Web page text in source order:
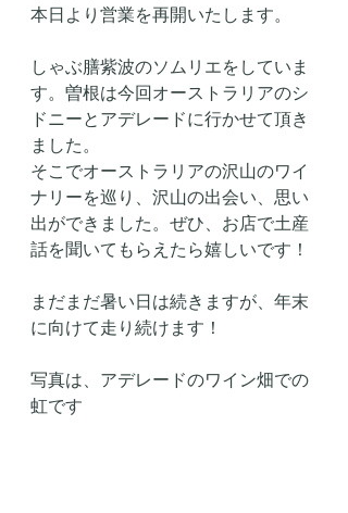
本日より営業を再開いたします。
しゃぶ膳紫波のソムリエをしていま
す。曽根は今回オーストラリアのシ
ドニーとアデレードに行かせて頂き
ました。
そこでオーストラリアの沢山のワイ
ナリーを巡り、沢山の出会い、思い
出ができました。ぜひ、お店で土産
話を聞いてもらえたら嬉しいです！
まだまだ暑い日は続きますが、年末
に向けて走り続けます！
写真は、アデレードのワイン畑での
虹です